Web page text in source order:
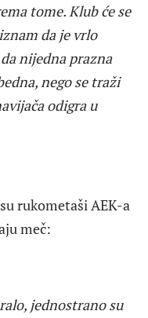
tome. Klub će se
da je vrlo
nijedna prazna
nego se traži
odigra u
rukometaši AEK-a
meč:
jednostrano su